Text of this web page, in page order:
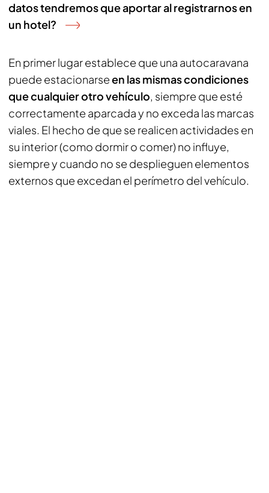
datos tendremos que aportar al registrarnos en
un hotel?
En primer lugar establece que una autocaravana
puede estacionarseen las mismas condiciones
que cualquier otro vehículo, siempre que esté
correctamente aparcada y no exceda las marcas
viales. El hecho de que se realicen actividades en
su interior (como dormir o comer) no influye,
siempre y cuando no se desplieguen elementos
externos que excedan el perímetro del vehículo.